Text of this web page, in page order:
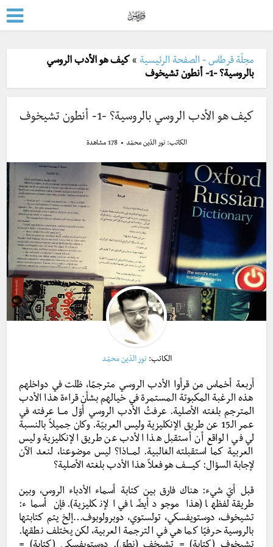
مجلّة قرطاس - الصفحة الرئيسية » كيف هو الأدب الروسي
بالروسية؟ -1- أنطون تشيخوف
كيف هو الأدب الروسي بالروسية؟ -1- أنطون تشيخوف
الكاتب:نور الدّين محمّد 178 مشاهدة
الكاتب: نور الدّين محمّد
أربعة أخماس من قرأوا الأدب الروسي مترجمًا، ظلت في دواخلهم
هذه الرغبة المكبوتة المستمرة في خيالهم بشأن قراءة هذا الأدب
المترجم بلغته الأصلية. عرفتُ الأدب الروسي أوّل مـــا عرفته في
عمر الـ15 عن طريق الإنكليزية وليس العربيّة. وكان جميلاً بالنسبة
لي في الواقع أن أستقبل هذا الأدب عن طريق الإنكليزية وليس
العربية كما استقبلته الغالبية. لمـــاذا؟ ليس موضوعنا، لنعد الآن
لإجابة السؤال: كيـــــف هو فعلاً هذا الأدب بلغته الأصلية؟
قبل أيّ شيء: هناك فارق بين كتابة أسماء الأدباء الروس، وبين
طريقة لفظها (هذا موجود أيضًا في الإنكليزية). فإن أسماء:
تشيخوف، دوستويفسكي، تولستوي، دوبرولوبوف…إلخ يتم كتابتها
بالروسية حرفيًا كما هي في الترجمة العربية، لكن يختلف نطقها.